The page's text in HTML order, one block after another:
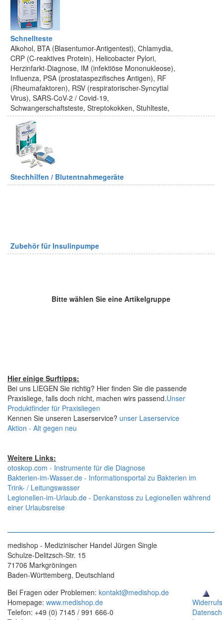
Schnellteste
Alkohol, BTA (Blasentumor-Antigentest), Chlamydia,
CRP (C-reaktives Protein), Helicobacter Pylori,
Herzinfarkt-Diagnose, IM (infektiöse Mononukleose),
Influenza, PSA (prostataspezifisches Antigen), RF
(Rheumafaktoren), RSV (respiratorischer-Syncytial
Virus), SARS-CoV-2 / Covid-19,
Schwangerschaftsteste, Streptokokken, Stuhlteste,
Stechhilfen / Blutentnahmegeräte
Zubehör für Insulinpumpe
Bitte wählen Sie eine Artikelgruppe
Hier einige Surftipps:
Bei uns LIEGEN Sie richtig? Hier finden Sie die passende
Praxisliege, falls doch nicht, machen wirs passend.Unser
Produktfinder für Praxisliegen
Kennen Sie unseren Laserservice? unser Laserservice
Aktion - Alt gegen neu
Weitere Links:
otoskop.com - Instrumente für die Diagnose
Bakterien-im-Wasser.de - Informationsportal zu Bakterien im
Trink- / Leitungswasser
Legionellen-im-Urlaub.de - Denkanstoss zu Legionellen während
einer Urlaubsreise
medishop - Medizinischer Handel Jürgen Single
Schulze-Delitzsch-Str. 15
71706 Markgröningen
Baden-Württemberg, Deutschland
Bei Fragen oder Problemen: kontakt@medishop.de
Homepage: www.medishop.de
Telefon: +49 (0) 7145 / 991 666-0